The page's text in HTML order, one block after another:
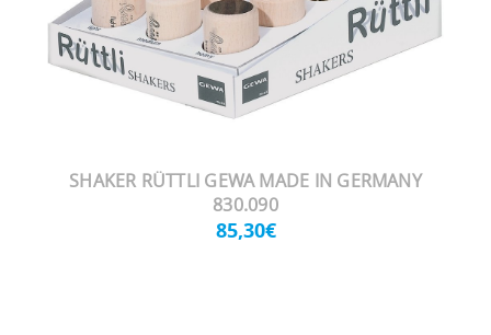
SHAKER RÜTTLI GEWA MADE IN GERMANY
830.090
85,30€